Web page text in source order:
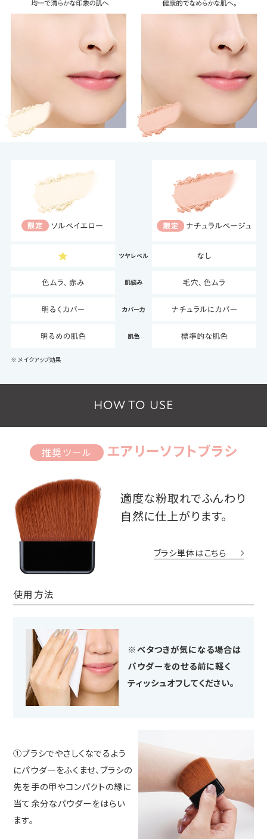
※ メイクアップ効果
HOW TO USE
推奨ツール エアリーソフトブラシ
適度な粉取れでふんわり
自然に仕上がります。
ブラシ単体はこちら
使用方法
※ベタつきが気になる場合は
パウダーをのせる前に軽く
ティッシュオフしてください。
①ブラシでやさしくなでるよう
にパウダーをふくませ、ブラシの
先を手の甲やコンパクトの縁に
当て余分なパウダーをはらい
ます。